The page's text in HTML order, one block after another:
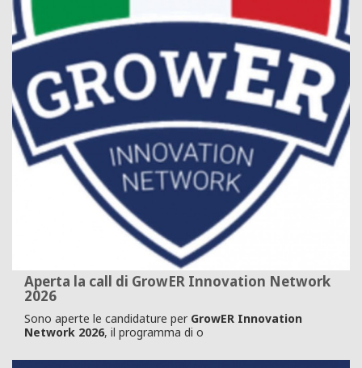
Aperta la call di GrowER Innovation Network
2026
Sono aperte le candidature per GrowER Innovation
Network 2026, il programma di o